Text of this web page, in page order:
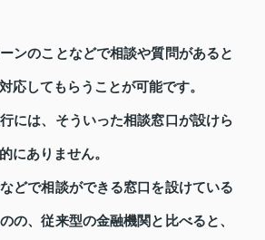
ンのことなどで相談や質問があると
応してもらうことが可能です。
には、そういった相談窓口が設けら
にありません。
どで相談ができる窓口を設けている
の、従来型の金融機関と比べると、